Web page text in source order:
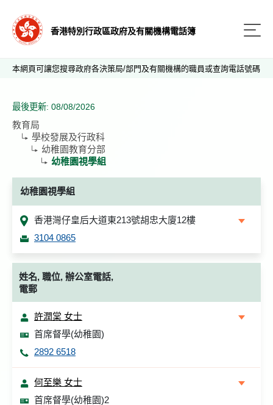
香港特別行政區政府及有關機構電話簿
本網頁可讓您搜尋政府各決策局/部門及有關機構的職員或查詢電話號碼
最後更新: 08/08/2026
教育局
學校發展及行政科
幼稚園教育分部
幼稚園視學組
幼稚園視學組
香港灣仔皇后大道東213號胡忠大廈12樓
3104 0865
姓名, 職位, 辦公室電話,
電郵
許潤棠 女士
首席督學(幼稚園)
2892 6518
何至樂 女士
首席督學(幼稚園)2